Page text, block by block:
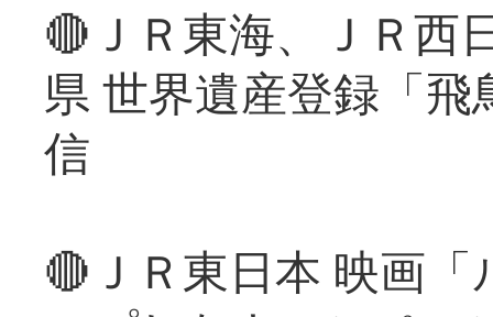
🔴ＪＲ東海、ＪＲ西
県 世界遺産登録「
信
🔴ＪＲ東日本 映画